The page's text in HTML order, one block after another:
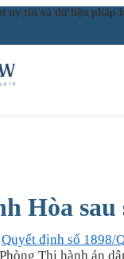
uy tín và dữ liệu pháp
Hòa sau
Quyết định số 1898/
Thi hành án